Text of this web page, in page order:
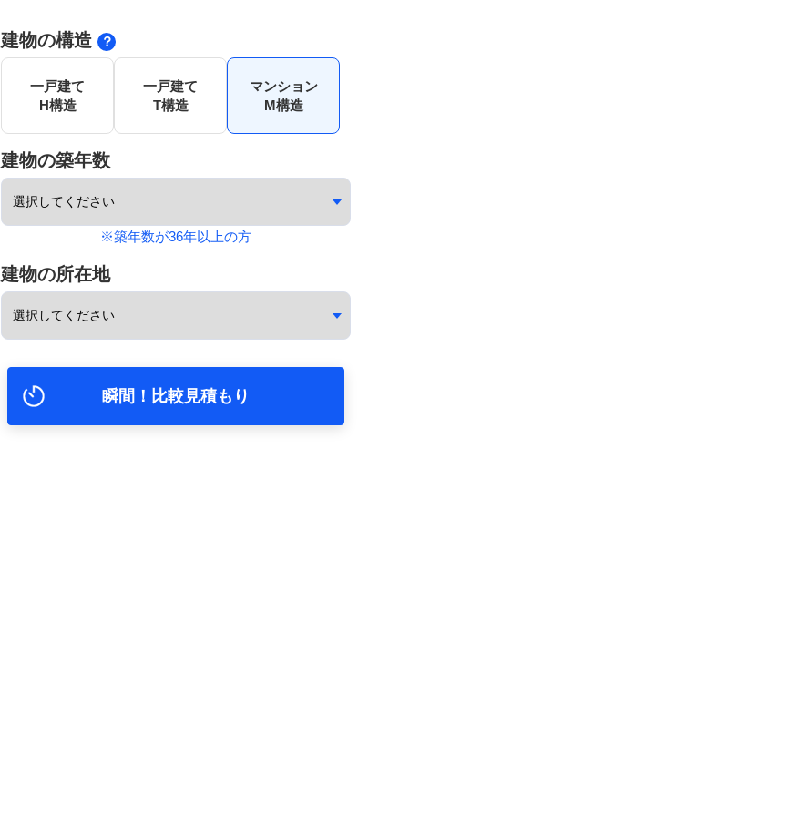
建物の構造
一戸建て
H構造
一戸建て
T構造
マンション
M構造
建物の築年数
※築年数が36年以上の方
建物の所在地
瞬間！比較見積もり